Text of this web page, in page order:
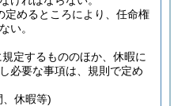
定めるところにより、任命権
い。
規定するもののほか、休暇に
必要な事項は、規則で定め
休暇等)